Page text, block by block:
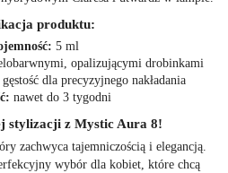
produktu:
5 ml
opalizującymi drobinkami
dla precyzyjnego nakładania
nawet do 3 tygodni
stylizacji z Mystic Aura 8!
zachwyca tajemniczością i elegancją.
wybór dla kobiet, które chcą